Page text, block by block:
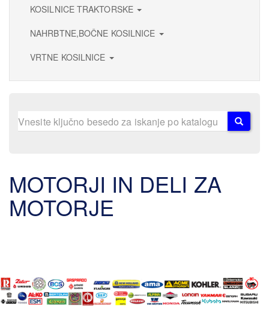
KOSILNICE TRAKTORSKE
NAHRBTNE,BOČNE KOSILNICE
VRTNE KOSILNICE
MOTORJI IN DELI ZA
MOTORJE